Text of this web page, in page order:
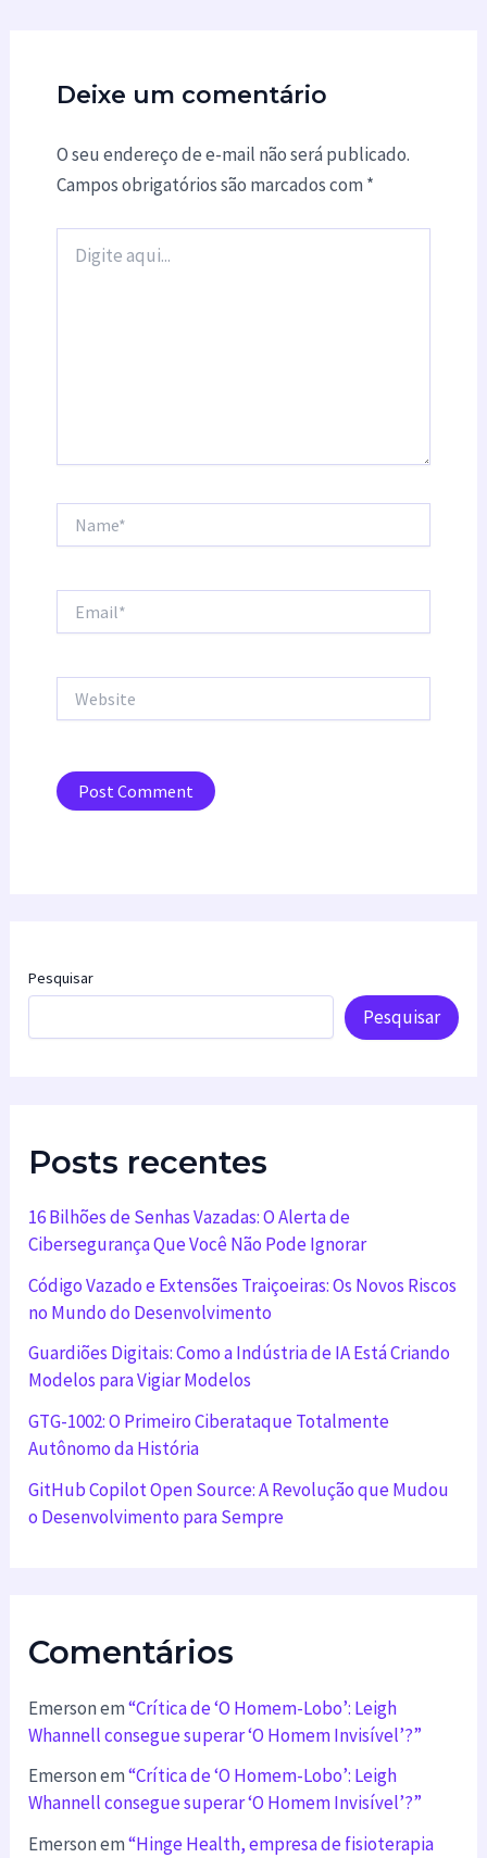
Deixe um comentário
O seu endereço de e-mail não será publicado.
Campos obrigatórios são marcados com*
aqui...
Pesquisar
Pesquisar
Posts recentes
16 Bilhões de Senhas Vazadas: O Alerta de
Cibersegurança Que Você Não Pode Ignorar
Código Vazado e Extensões Traiçoeiras: Os Novos Riscos
no Mundo do Desenvolvimento
Guardiões Digitais: Como a Indústria de IA Está Criando
Modelos para Vigiar Modelos
GTG-1002: O Primeiro Ciberataque Totalmente
Autônomo da História
GitHub Copilot Open Source: A Revolução que Mudou
o Desenvolvimento para Sempre
Comentários
Emersonem“Crítica de ‘O Homem-Lobo’: Leigh
Whannell consegue superar ‘O Homem Invisível’?”
Emersonem“Crítica de ‘O Homem-Lobo’: Leigh
Whannell consegue superar ‘O Homem Invisível’?”
Emersonem“Hinge Health, empresa de fisioterapia